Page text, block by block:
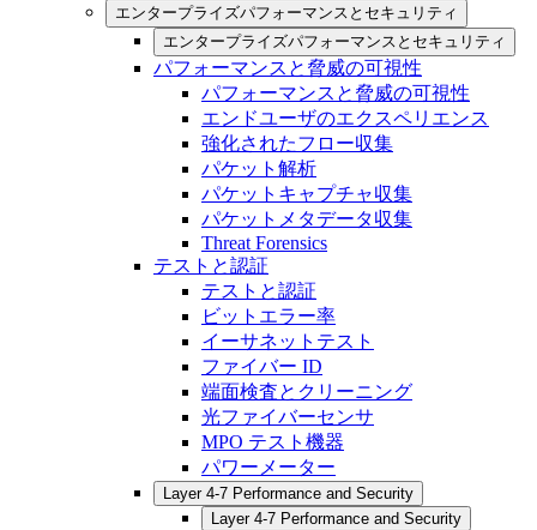
エンタープライズパフォーマンスとセキュリティ
エンタープライズパフォーマンスとセキュリティ
パフォーマンスと脅威の可視性
パフォーマンスと脅威の可視性
エンドユーザのエクスペリエンス
強化されたフロー収集
パケット解析
パケットキャプチャ収集
パケットメタデータ収集
Threat Forensics
テストと認証
テストと認証
ビットエラー率
イーサネットテスト
ファイバー ID
端面検査とクリーニング
光ファイバーセンサ
MPO テスト機器
パワーメーター
Layer 4-7 Performance and Security
Layer 4-7 Performance and Security